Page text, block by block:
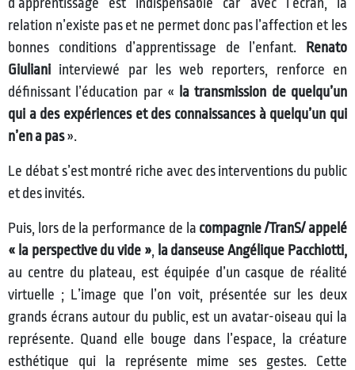
relation n’existe pas et ne permet donc pas l’affection et les
bonnes conditions d’apprentissage de l’enfant. Renato
Giuliani interviewé par les web reporters, renforce en
définissant l’éducation par « la transmission de quelqu’un
qui a des expériences et des connaissances à quelqu’un qui
n’en a pas».
Le débat s’est montré riche avec des interventions du public
et des invités.
Puis, lors de la performance de la compagnie /TranS/ appelé
« la perspective du vide », la danseuse Angélique Pacchiotti,
au centre du plateau, est équipée d’un casque de réalité
virtuelle ; L’image que l’on voit, présentée sur les deux
grands écrans autour du public, est un avatar-oiseau qui la
représente. Quand elle bouge dans l’espace, la créature
esthétique qui la représente mime ses gestes. Cette